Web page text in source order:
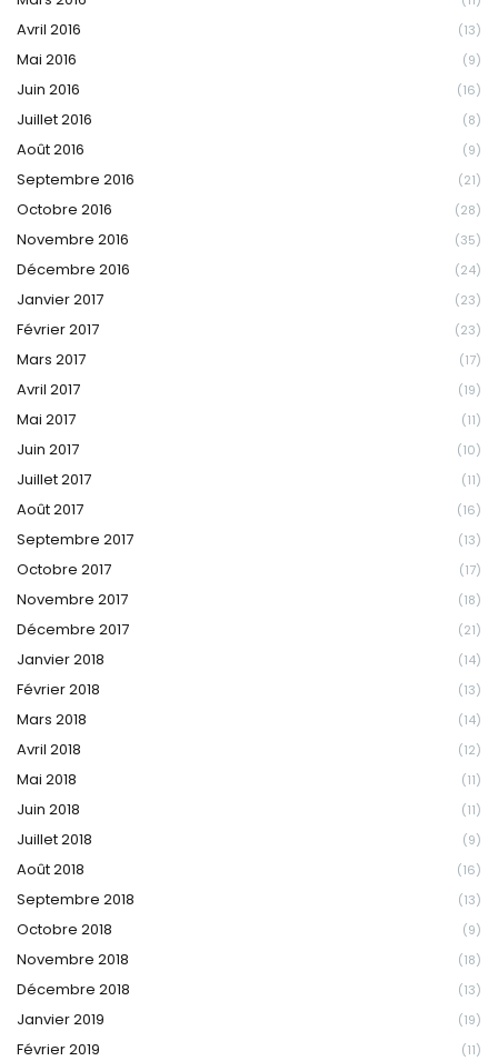
Avril 2016 (13)
Mai 2016 (9)
Juin 2016 (16)
Juillet 2016 (8)
Août 2016 (9)
Septembre 2016 (21)
Octobre 2016 (28)
Novembre 2016 (35)
Décembre 2016 (24)
Janvier 2017 (23)
Février 2017 (23)
Mars 2017 (17)
Avril 2017 (19)
Mai 2017 (11)
Juin 2017 (10)
Juillet 2017 (11)
Août 2017 (16)
Septembre 2017 (13)
Octobre 2017 (17)
Novembre 2017 (18)
Décembre 2017 (21)
Janvier 2018 (14)
Février 2018 (13)
Mars 2018 (14)
Avril 2018 (12)
Mai 2018 (11)
Juin 2018 (11)
Juillet 2018 (9)
Août 2018 (16)
Septembre 2018 (13)
Octobre 2018 (9)
Novembre 2018 (18)
Décembre 2018 (13)
Janvier 2019 (19)
Février 2019 (11)